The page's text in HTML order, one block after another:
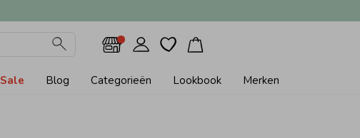
Sale Blog Categorieën Lookbook Merken